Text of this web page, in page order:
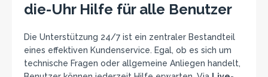
die-Uhr Hilfe für alle Benutzer
Die Unterstützung 24/7 ist ein zentraler Bestandteil
eines effektiven Kundenservice. Egal, ob es sich um
technische Fragen oder allgemeine Anliegen handelt,